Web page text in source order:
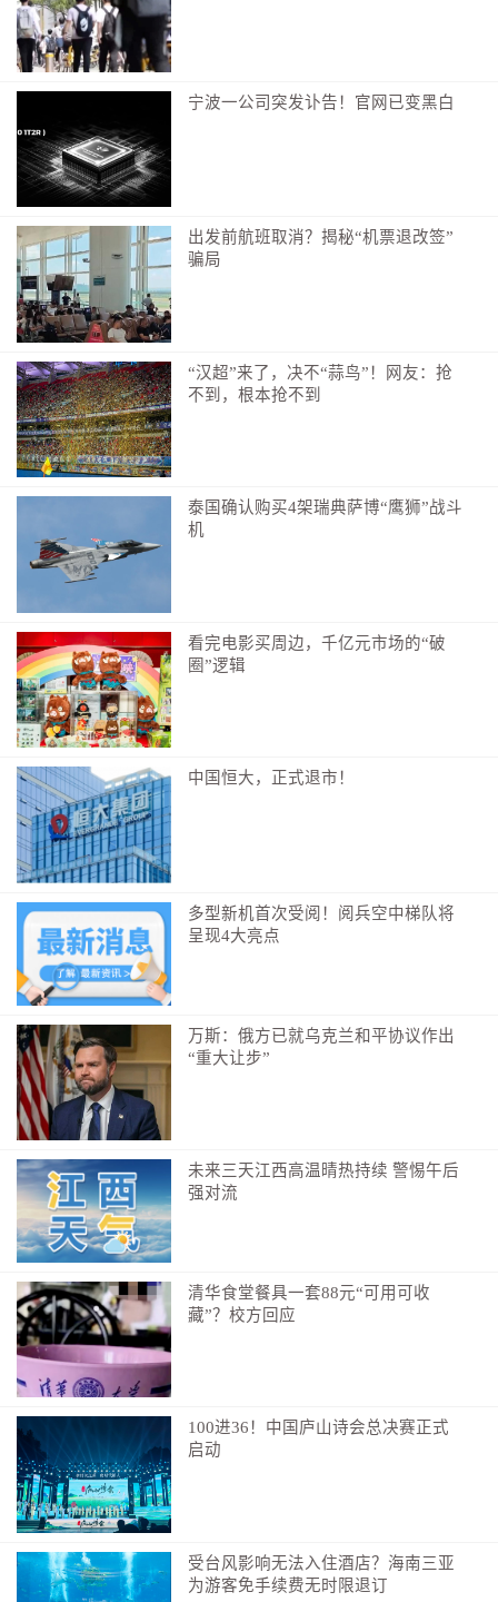
已经确诊冠心病、脑梗、腿脚血管病，需要复查
检查小提示
检查前半小时别快走、搬重物，坐着歇一会平复心
跳；
不喝咖啡、浓茶、酒，穿宽松衣服，方便绑袖带；
高血压、糖尿病药物照常吃，不用停药。
不适合做这项检测的人
1. 装有心脏起搏器、做过心脏搭桥手术；
2. 心跳很乱、严重心律失常；
3. 四肢皮肤破皮、发炎、下肢血栓；
4. 血压过低、手脚冰凉循环很差。
养护血管小贴士
检测只是第一步，医院有完整的血管健康管理流
程：
2. 根据你的情况搭配一日三餐饮食方案，还有在家
就能做的温和运动；
3. 血管硬化程度偏重的，医生会开具规范药物控
制；
4. 定期回来复查，跟踪血管变化，随时调整养护方
式。
作者：杨桦
编辑：吴梦茹
宁波一公司突发讣告！官网已变黑白
出发前航班取消？揭秘“机票退改签”
骗局
“汉超”来了，决不“蒜鸟”！网友：抢
不到，根本抢不到
泰国确认购买4架瑞典萨博“鹰狮”战斗
机
看完电影买周边，千亿元市场的“破
圈”逻辑
中国恒大，正式退市！
多型新机首次受阅！阅兵空中梯队将
呈现4大亮点
万斯：俄方已就乌克兰和平协议作出
“重大让步”
未来三天江西高温晴热持续 警惕午后
强对流
清华食堂餐具一套88元“可用可收
藏”？校方回应
100进36！中国庐山诗会总决赛正式
启动
受台风影响无法入住酒店？海南三亚
为游客免手续费无时限退订